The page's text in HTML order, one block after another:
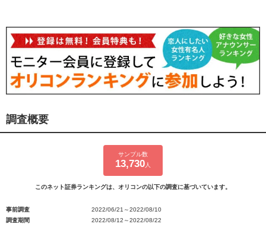
調査概要
サンプル数
13,730 人
このネット証券ランキングは、オリコンの以下の調査に基づいています。
事前調査
2022/06/21～2022/08/10
調査期間
2022/08/12～2022/08/22